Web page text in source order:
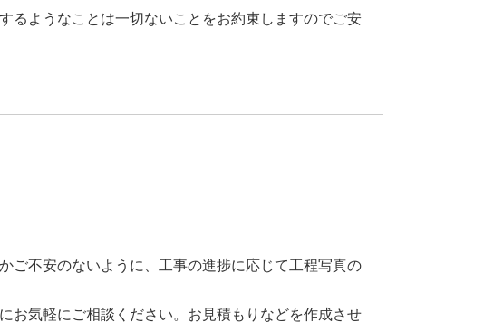
るようなことは一切ないことをお約束しますのでご安
ご不安のないように、工事の進捗に応じて工程写真の
お気軽にご相談ください。お見積もりなどを作成させ